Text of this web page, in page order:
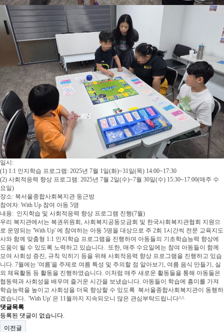
일시:
(1) 1:1 인지학습 프로그램: 2025년 7월 1일(화)~31일(목) 14:00~17:30
(2) 사회적응력 향상 프로그램: 2025년 7월 2일(수)~7월 30일(수) 15:30~17:00(매주 수
요일)
장소: 북서울종합사회복지관 둥근방
참여자: With Up 참여 아동 5명
내용: 인지학습 및 사회적응력 향상 프로그램 진행(7월)
우리 복지관에서는 복권위원회, 사회복지공동모금회 및 한국사회복지관협회 지원으
로 운영되는 'With Up' 에 참여하는 아동 5명을 대상으로 주 2회 1시간씩 전문 교육지도
사와 함께 맞춤형 1:1 인지학습 프로그램을 진행하여 아동들의 기초학습능력 향상에
도움이 될 수 있도록 노력하고 있습니다. 또한, 매주 수요일에는 참여 아동들이 함께
모여 사회성 증진, 규칙 익히기 등을 위해 사회적응력 향상 프로그램을 진행하고 있습
니다. 7월에는 '여름'을 주제로 여름 특성 및 주의할 점 알아보기, 여름 음식 만들기, 실
외 체육활동 등 활동을 진행하였습니다. 이처럼 매주 새로운 활동들을 통해 아동들은
협동력과 사회성을 배우며 즐거운 시간을 보냈습니다. 아동들이 학습에 흥미를 가져
학습능력을 높이고 사회성을 더욱 향상할 수 있도록 북서울종합사회복지관이 동행하
겠습니다. 'With Up' 은 11월까지 지속되오니 많은 관심부탁드립니다^^
댓글목록
등록된 댓글이 없습니다.
이전글